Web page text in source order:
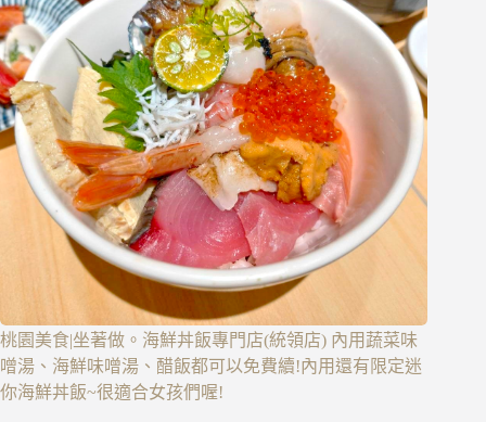
桃園美食|坐著做。海鮮丼飯專門店(統領店) 內用蔬菜味
噌湯、海鮮味噌湯、醋飯都可以免費續!內用還有限定迷
你海鮮丼飯~很適合女孩們喔!